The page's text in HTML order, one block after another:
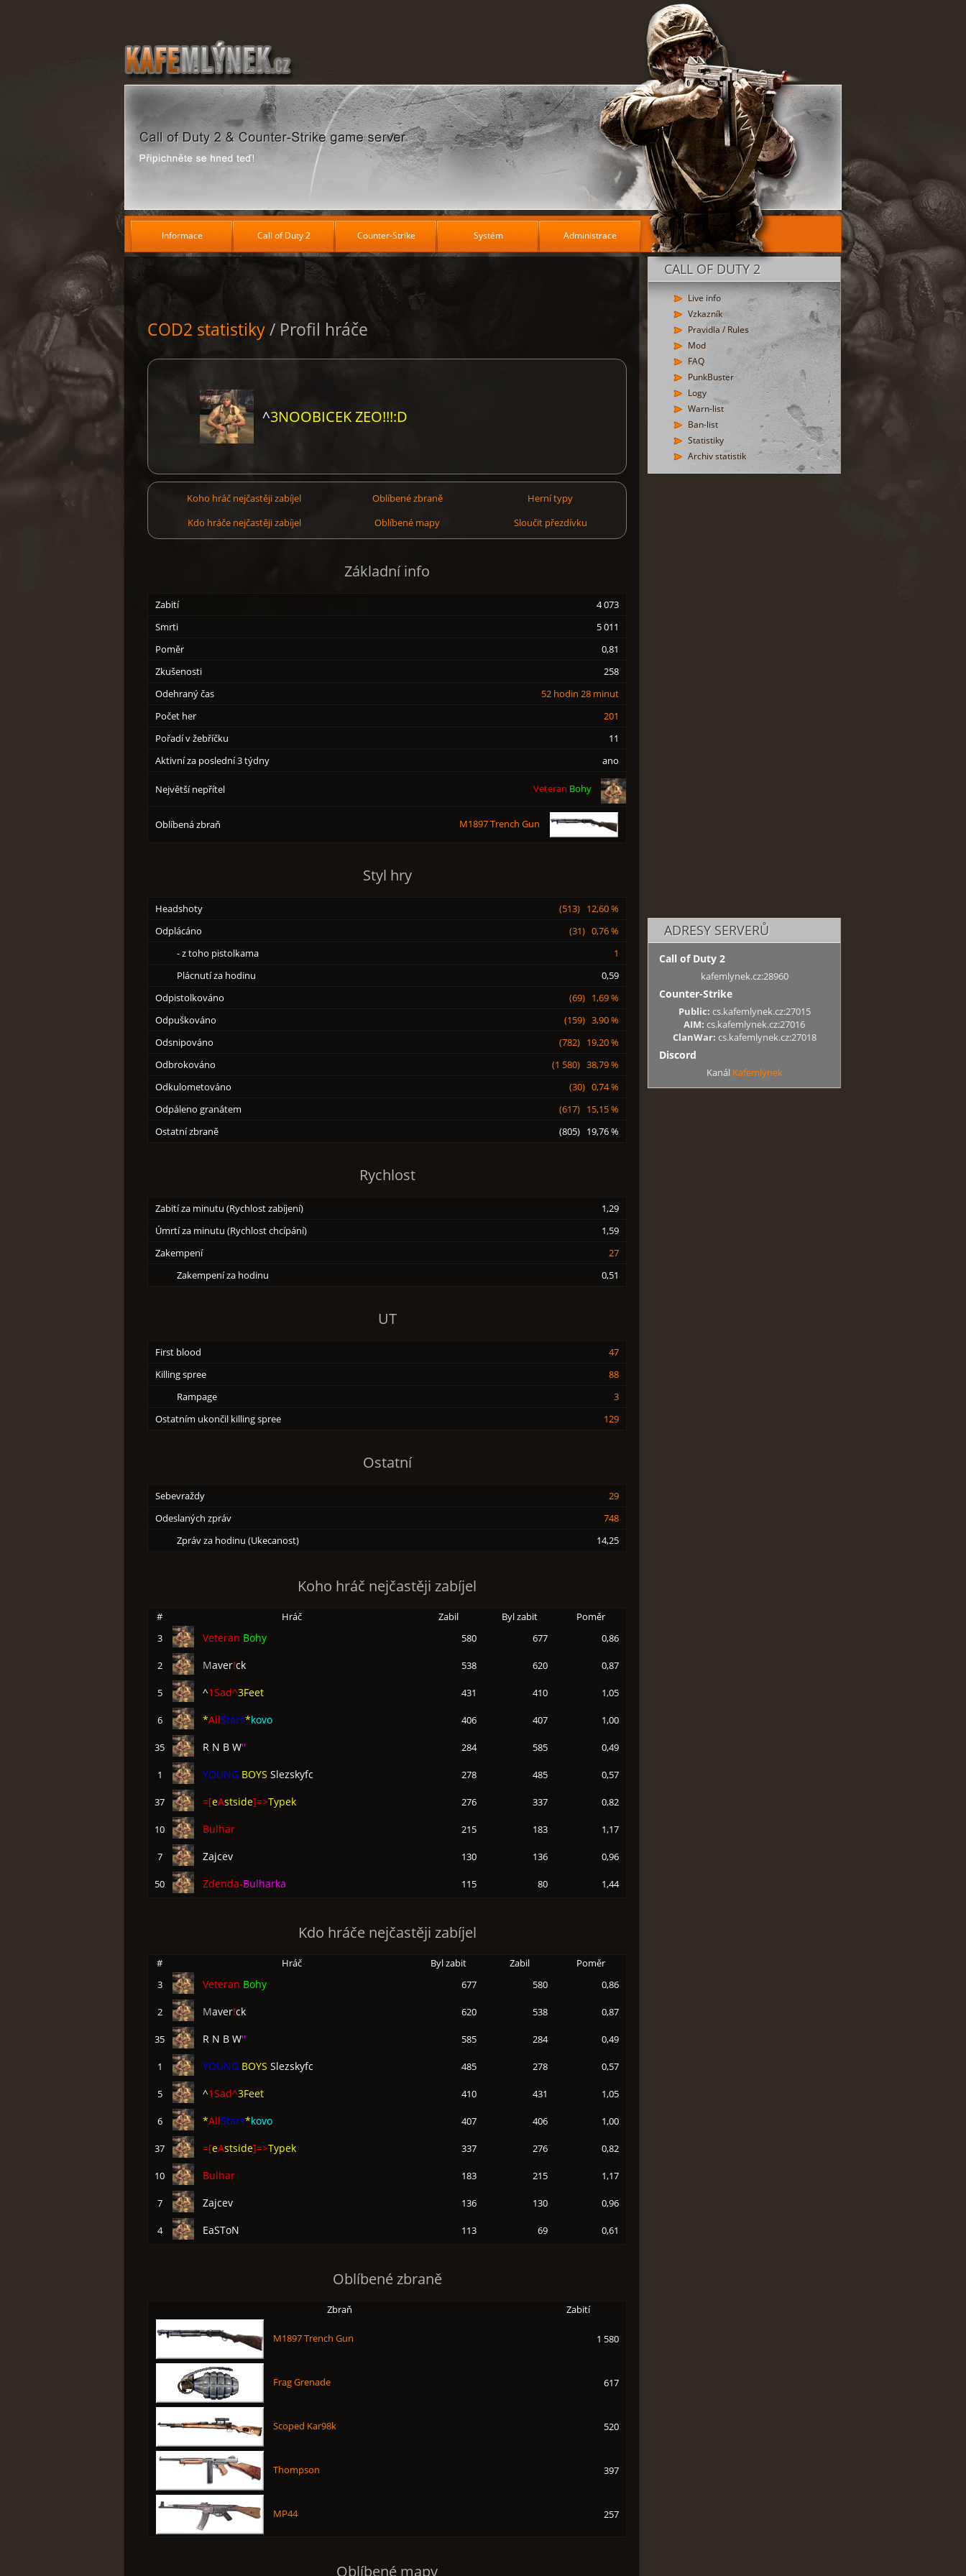
Informace Call of Duty 2 Counter-Strike Systém Administrace
CALL OF DUTY 2
Live info
Vzkazník
Pravidla / Rules
Mod
FAQ
PunkBuster
Logy
Warn-list
Ban-list
Statistiky
Archiv statistik
ADRESY SERVERŮ
Call of Duty 2
kafemlynek.cz:28960
Counter-Strike
Public: cs.kafemlynek.cz:27015
AIM: cs.kafemlynek.cz:27016
ClanWar: cs.kafemlynek.cz:27018
Discord
Kanál Kafemlýnek
COD2 statistiky/ Profil hráče
^3NOOBICEK ZEO!!!:D
Koho hráč nejčastěji zabíjel Oblíbené zbraně
Herní typy
Kdo hráče nejčastěji zabíjel
Oblíbené mapy Sloučit přezdívku
Základní info
Zabití
4 073
Smrti
5 011
Poměr
0,81
Zkušenosti
258
Odehraný čas
52 hodin 28 minut
Počet her
201
Pořadí v žebříčku
11
Aktivní za poslední 3 týdny
ano
Největší nepřítel Veteran Bohy
Oblíbená zbraň M1897 Trench Gun
Styl hry
Headshoty
(513) 12,60 %
Odplácáno
(31) 0,76 %
- z toho pistolkama
1
Plácnutí za hodinu
0,59
Odpistolkováno
(69) 1,69 %
Odpuškováno
(159) 3,90 %
Odsnipováno
(782) 19,20 %
Odbrokováno
(1 580) 38,79 %
Odkulometováno
(30) 0,74 %
Odpáleno granátem
(617) 15,15 %
Ostatní zbraně
(805) 19,76 %
Rychlost
Zabití za minutu (Rychlost zabíjení)
1,29
Úmrtí za minutu (Rychlost chcípání)
1,59
Zakempení
27
Zakempení za hodinu
0,51
UT
First blood
47
Killing spree
88
Rampage
3
Ostatním ukončil killing spree
129
Ostatní
Sebevraždy
29
Odeslaných zpráv
748
Zpráv za hodinu (Ukecanost)
14,25
Koho hráč nejčastěji zabíjel
# Hráč Zabil Byl zabit
Poměr
3
Veteran Bohy 580 677 0,86
2 Maver!ck 538 620 0,87
5 ^1Sad^3Feet 431 410 1,05
6 *AllStars*kovo 406 407 1,00
35 R N B W'' 284 585 0,49
1 YOUNG BOYS Slezskyfc 278 485 0,57
37 =[eAstside]=>Typek 276 337 0,82
10 Bulhar 215 183 1,17
7 Zajcev 130 136 0,96
50 Zdenda-Bulharka 115 80 1,44
Kdo hráče nejčastěji zabíjel
# Hráč Byl zabit Zabil
Poměr
3
Veteran Bohy 677 580 0,86
2 Maver!ck 620 538 0,87
35 R N B W'' 585 284 0,49
1 YOUNG BOYS Slezskyfc 485 278 0,57
5 ^1Sad^3Feet 410 431 1,05
6 *AllStars*kovo 407 406 1,00
37 =[eAstside]=>Typek 337 276 0,82
10 Bulhar 183 215 1,17
7 Zajcev 136 130 0,96
4 EaSToN 113 69 0,61
Oblíbené zbraně
Zbraň Zabití
M1897 Trench Gun 1 580
Frag Grenade 617
Scoped Kar98k 520
Thompson 397
MP44 257
Oblíbené mapy